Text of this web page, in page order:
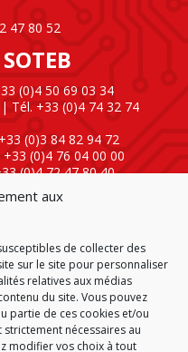
aux
de collecter des
sur le site pour personnaliser
relatives aux médias
du site. Vous pouvez
partie de ces cookies et/ou
nécessaires au
modifier vos choix à tout
47 80 52
(0)4 50 69 03 34
Tél. +33 (0)4 74 32 74
(0)3 84 82 94 72
(0)4 76 04 00 00
(0)4 72 47 80 40
ELEKTRO
Pouilly
42 04 59